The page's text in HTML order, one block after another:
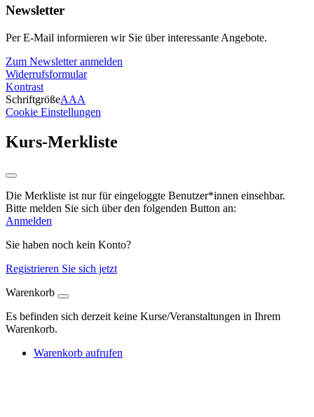
Newsletter
Per E-Mail informieren wir Sie über interessante Angebote.
Zum Newsletter anmelden
Widerrufsformular
Kontrast
SchriftgrößeAAA
Cookie Einstellungen
Kurs-Merkliste
Die Merkliste ist nur für eingeloggte Benutzer*innen einsehbar.
Bitte melden Sie sich über den folgenden Button an:
Anmelden
Sie haben noch kein Konto?
Registrieren Sie sich jetzt
Warenkorb
Es befinden sich derzeit keine Kurse/Veranstaltungen in Ihrem
Warenkorb.
Warenkorb aufrufen